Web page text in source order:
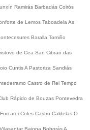
Ramirás Barbadás Coirós
de Lemos Taboadela As
Baralla Tomiño
de Cea San Cibrao das
CuntisA Pastoriza Sandiás
Castro de Rei Tempo
Rápido de Bouzas Pontevedra
Forcarei Coles Castro Caldelas O
Vilasantar Baiona BoborásA